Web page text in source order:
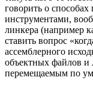
говорить о
инструментами,
линкера (например
ставить вопрос
ассемблерного
объектных файлов и
перемещаемым по